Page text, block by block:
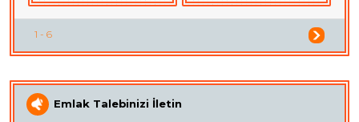
1 - 6
Emlak Talebinizi İletin